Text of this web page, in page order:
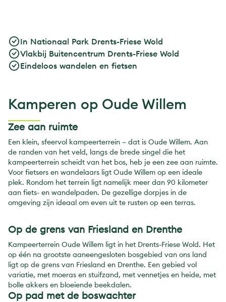
In Nationaal Park Drents-Friese Wold
Vlakbij Buitencentrum Drents-Friese Wold
Eindeloos wandelen en fietsen
Kamperen op Oude Willem
Zee aan ruimte
Een klein, sfeervol kampeerterrein – dat is Oude Willem. Aan
de randen van het veld, langs de brede singel die het
kampeerterrein scheidt van het bos, heb je een zee aan ruimte.
Voor fietsers en wandelaars ligt Oude Willem op een ideale
plek. Rondom het terrein ligt namelijk meer dan 90 kilometer
aan fiets- en wandelpaden. De gezellige dorpjes in de
omgeving zijn ideaal om even uit te rusten op een terras.
Op de grens van Friesland en Drenthe
Kampeerterrein Oude Willem ligt in het Drents-Friese Wold. Het
op één na grootste aaneengesloten bosgebied van ons land
ligt op de grens van Friesland en Drenthe. Een gebied vol
variatie, met moeras en stuifzand, met vennetjes en heide, met
bolle akkers en bloeiende beekdalen.
Op pad met de boswachter